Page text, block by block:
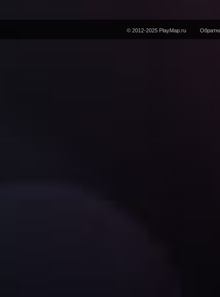
© 2012-2025 PlayMap.ru